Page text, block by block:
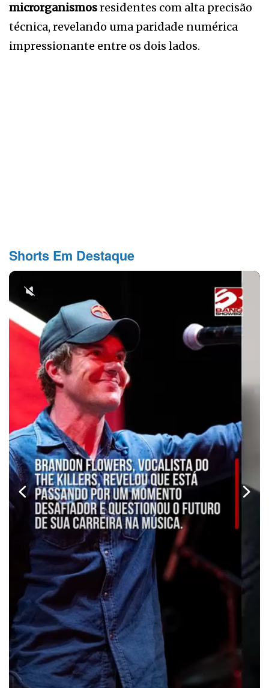
microrganismosresidentes com alta precisão
técnica, revelando uma paridade numérica
impressionante entre os dois lados.
Shorts Em Destaque